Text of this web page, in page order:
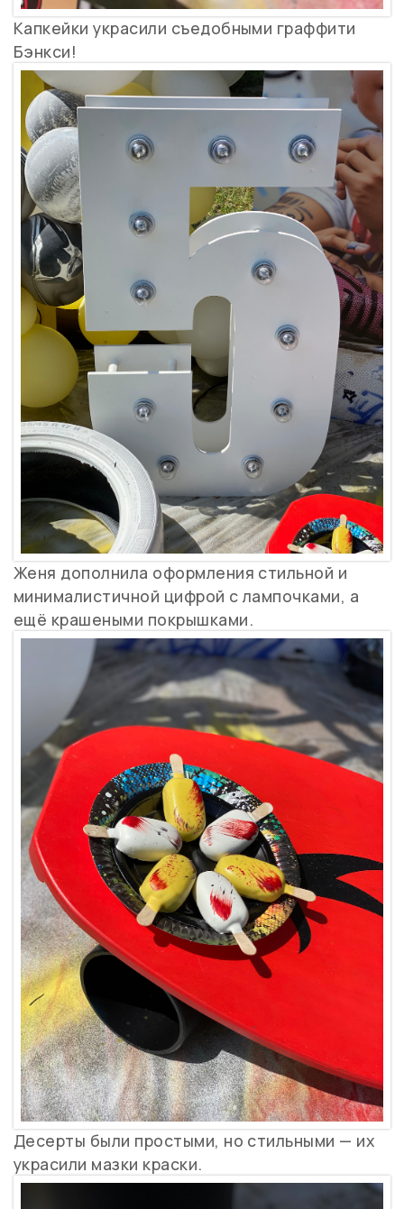
Капкейки украсили съедобными граффити
Бэнкси!
Женя дополнила оформления стильной и
минималистичной цифрой с лампочками, а
ещё крашеными покрышками.
Десерты были простыми, но стильными — их
украсили мазки краски.